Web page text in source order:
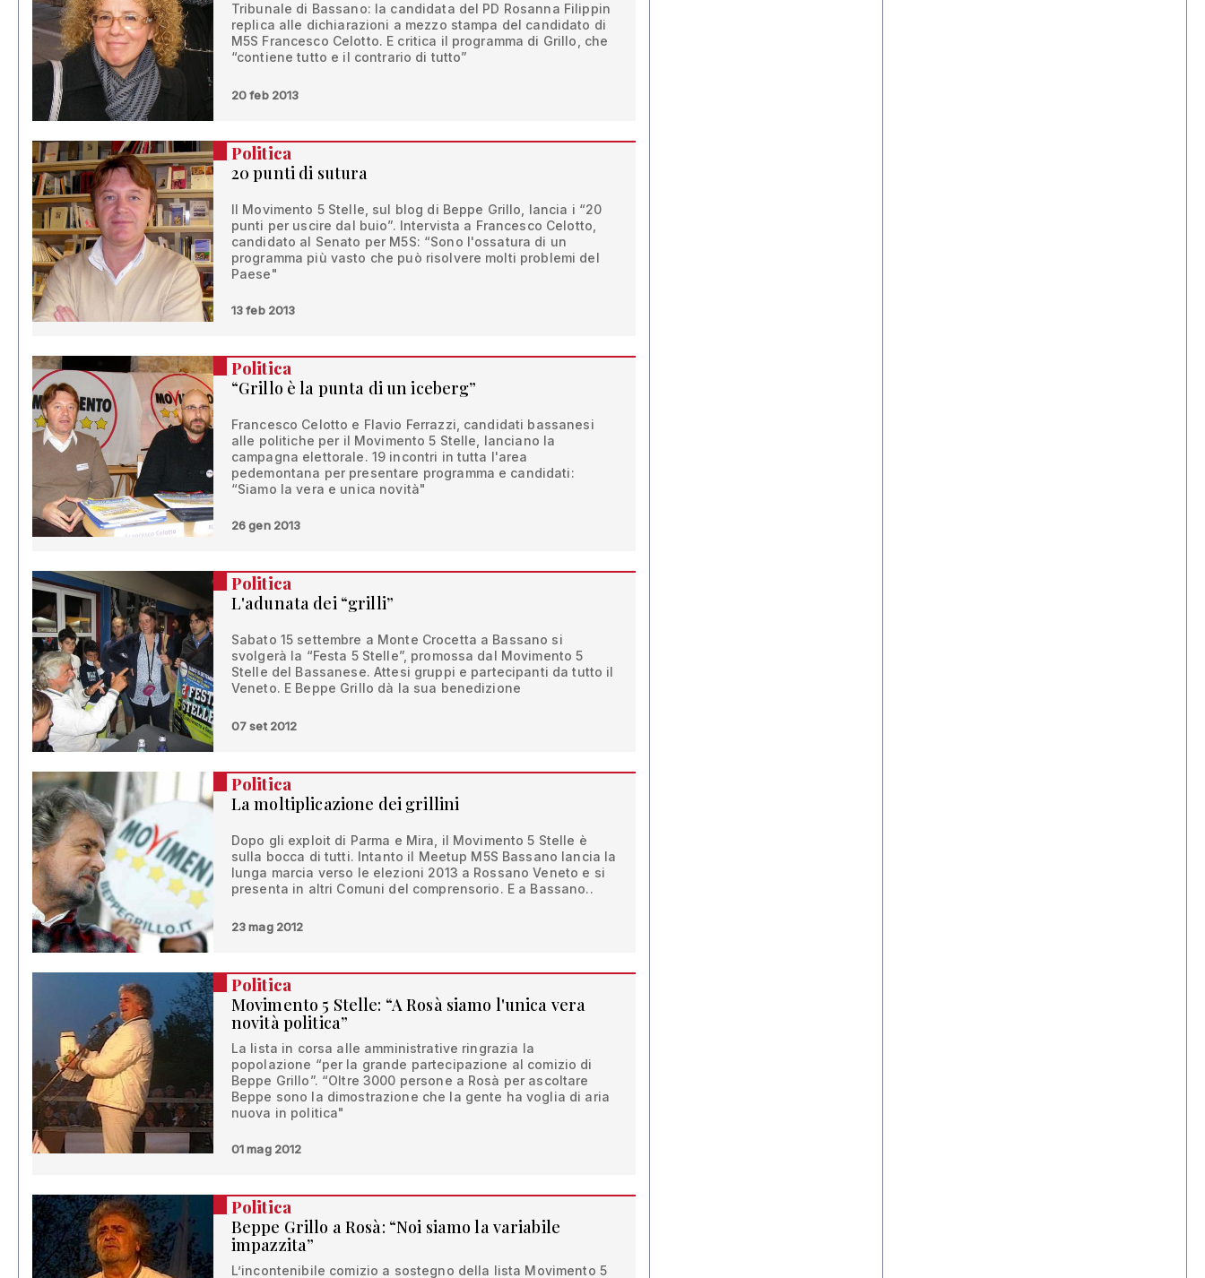
Tribunale di Bassano: la candidata del PD Rosanna Filippin
replica alle dichiarazioni a mezzo stampa del candidato di
M5S Francesco Celotto. E critica il programma di Grillo, che
“contiene tutto e il contrario di tutto”
20 feb 2013
Politica
20 punti di sutura
Il Movimento 5 Stelle, sul blog di Beppe Grillo, lancia i “20
punti per uscire dal buio”. Intervista a Francesco Celotto,
candidato al Senato per M5S: “Sono l'ossatura di un
programma più vasto che può risolvere molti problemi del
Paese"
13 feb 2013
Politica
“Grillo è la punta di un iceberg”
Francesco Celotto e Flavio Ferrazzi, candidati bassanesi
alle politiche per il Movimento 5 Stelle, lanciano la
campagna elettorale. 19 incontri in tutta l'area
pedemontana per presentare programma e candidati:
“Siamo la vera e unica novità"
26 gen 2013
Politica
L'adunata dei “grilli”
Sabato 15 settembre a Monte Crocetta a Bassano si
svolgerà la “Festa 5 Stelle”, promossa dal Movimento 5
Stelle del Bassanese. Attesi gruppi e partecipanti da tutto il
Veneto. E Beppe Grillo dà la sua benedizione
07 set 2012
Politica
La moltiplicazione dei grillini
Dopo gli exploit di Parma e Mira, il Movimento 5 Stelle è
sulla bocca di tutti. Intanto il Meetup M5S Bassano lancia la
lunga marcia verso le elezioni 2013 a Rossano Veneto e si
presenta in altri Comuni del comprensorio. E a Bassano..
23 mag 2012
Politica
Movimento 5 Stelle: “A Rosà siamo l'unica vera
novità politica”
La lista in corsa alle amministrative ringrazia la
popolazione “per la grande partecipazione al comizio di
Beppe Grillo”. “Oltre 3000 persone a Rosà per ascoltare
Beppe sono la dimostrazione che la gente ha voglia di aria
nuova in politica"
01 mag 2012
Politica
Beppe Grillo a Rosà: “Noi siamo la variabile
impazzita”
L’incontenibile comizio a sostegno della lista Movimento 5